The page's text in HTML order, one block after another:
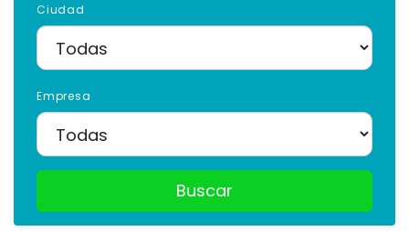
Ciudad
Empresa
Buscar